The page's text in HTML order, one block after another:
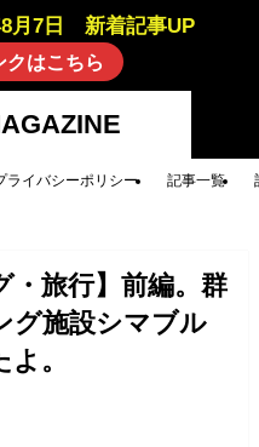
月7日 新着記事UP
クはこちら
ライバシーポリシー 記事一覧
・旅行】前編。群
グ施設シマブル
。